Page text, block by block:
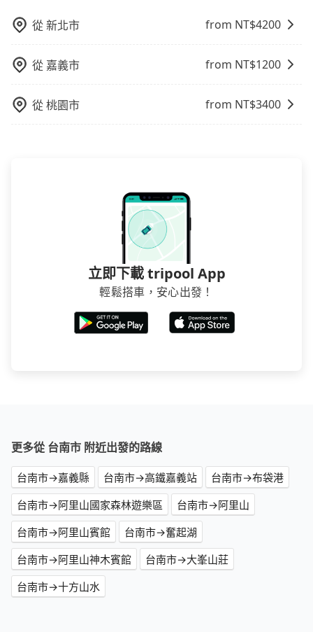
tripool並到府專車接送，則每人平均花費約470元，費
額外負擔10元車資，而且更會額外浪費8分鐘在轉乘與等
車上，現在還不馬上來預約tripool！如果你是三人以下
省50%的交通費用。
就是車況，打開車門才發現仍有上一組乘客遺留的垃圾
透一樣。另外，偶爾也會遇到明明已經預約了時間但上
一位用戶卻遲遲尚未歸還，又或者要還車時卻偏偏找不
有不小的風險。最後，雖然路邊隨租隨還看似方便，但
隔天也要原路返回，嘉義縣警察局水上分局新埤派出所
車，建議事先做好規劃。再加上台南市有些計程車司機
不按錶計費，約有17%會採現場議價，建議最好先上網
局水上分局新埤派出所的跳表小黃可能較為便宜，但當
從新北市 from NT$4200
從 嘉義市 from NT$1200
從桃園市 from NT$3400
立即下載 tripool App
輕鬆搭車，安心出發！
更多從 台南市 附近出發的路線
台南市→嘉義縣 台南市→高鐵嘉義站
台南市→布袋港
台南市→阿里山國家森林遊樂區
台南市→阿里山
台南市→阿里山賓館
台南市→奮起湖
台南市→阿里山神木賓館
台南市→大峯山莊
台南市→十方山水